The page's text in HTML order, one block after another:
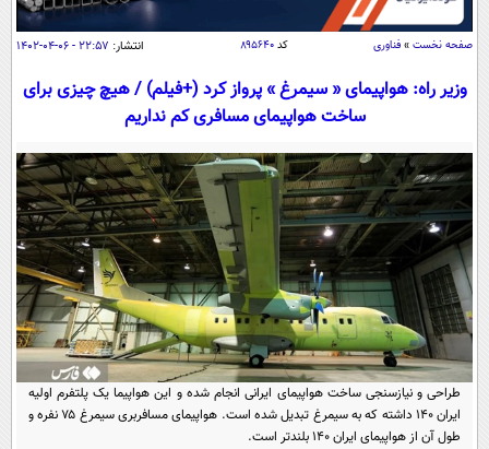
اقتصاد
اقتصادی
خودرو
جامعه
اجتماعی
حوادث
سلامت
یک برش دانایی
محیط زیست
سفر و تفریح
ورزشی
بین الملل
سیاست خارجی
فرهنگ و هنر
علم و دانش
فناوری و It
علمی
اخبار کریپتو
قرآن
گوناگون
سرگرمی
باشگاه مغز
مجله تصویری سلاح
فیلم
اقتصاد
ورزش
عصر ایران 2
خواندنی ها و دیدنی ها
آموزش زبان
صفحه نخست » فناوری کد۸۹۵۶۴۰ انتشار: ۲۲:۵۷ - ۰۶-۰۴-۱۴۰۲
وزیر راه: هواپیمای « سیمرغ » پرواز کرد (+فیلم) / هیچ چیزی برای
ساخت هواپیمای مسافری کم نداریم
طراحی و نیازسنجی ساخت هواپیمای ایرانی انجام شده و این هواپیما یک پلتفرم اولیه
ایران ۱۴۰ داشته که به سیمرغ تبدیل شده است. هواپیمای مسافربری سیمرغ ۷۵ نفره و
طول آن از هواپیمای ایران ۱۴۰ بلندتر است.